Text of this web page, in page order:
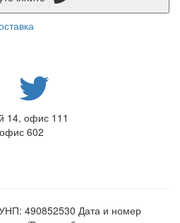
14, офис 111
602
490852530 Дата и номер